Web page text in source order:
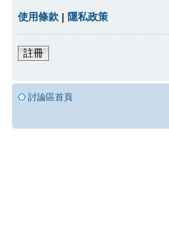
使用條款 | 隱私政策
註冊
討論區首頁